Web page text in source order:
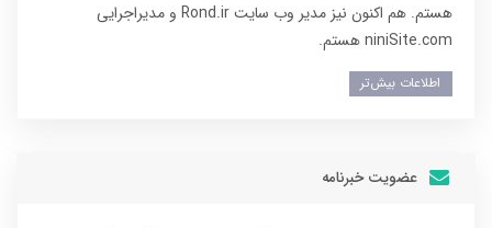
هستم. هم اکنون نیز مدیر وب سایت Rond.ir و مدیراجرایی
niniSite.com هستم.
اطلاعات بیش‌تر
عضویت خبرنامه